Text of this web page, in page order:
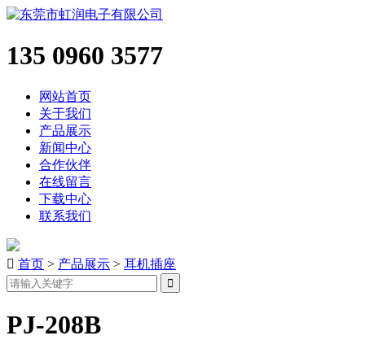
135 0960 3577
网站首页
关于我们
产品展示
新闻中心
合作伙伴
在线留言
下载中心
联系我们
 首页 > 产品展示 > 耳机插座
PJ-208B